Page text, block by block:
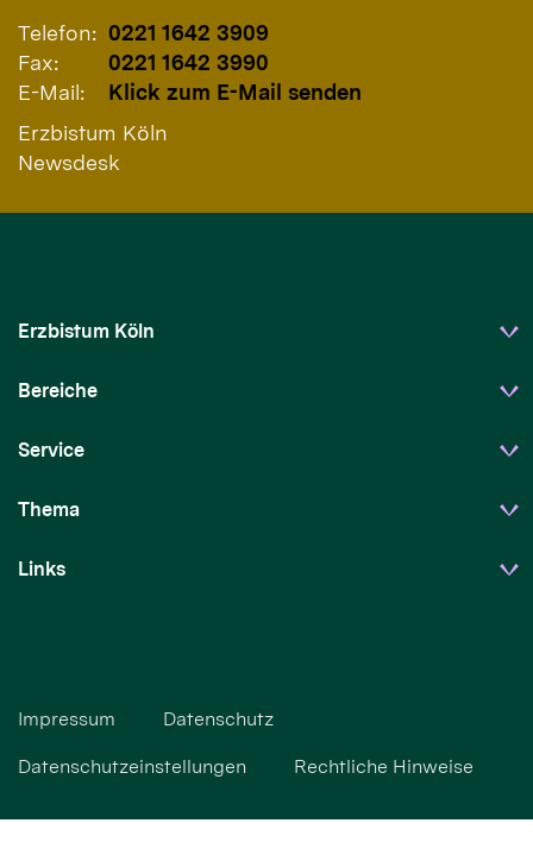
Telefon: 0221 1642 3909
Fax:
0221 1642 3990
E-Mail:
Klick zum E-Mail senden
Erzbistum Köln
Newsdesk
Erzbistum Köln
Bereiche
Service
Thema
Links
Impressum Datenschutz
Datenschutzeinstellungen Rechtliche Hinweise